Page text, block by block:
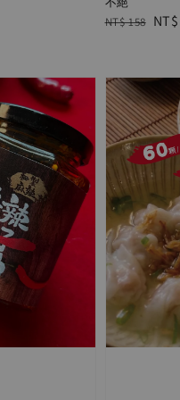
Regular
NT$ 158 Sale